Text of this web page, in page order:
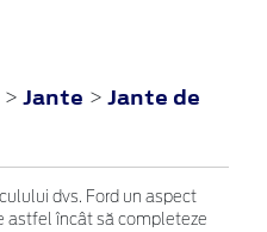
> Jante > Jante de
dvs. Ford un aspect
astfel încât să completeze